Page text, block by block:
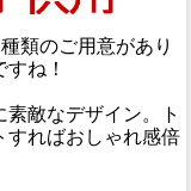
類のご用意があり
ね！
敵なデザイン。ト
すればおしゃれ感倍